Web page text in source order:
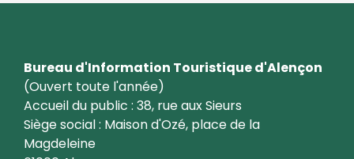
Bureau d'Information Touristique d'Alençon
(Ouvert toute l'année)
Accueil du public : 38, rue aux Sieurs
Siège social : Maison d'Ozé, place de la
Magdeleine